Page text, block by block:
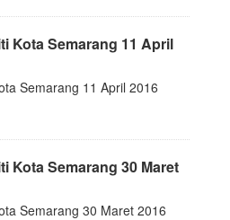
Kota Semarang 11 April
Semarang 11 April 2016
Kota Semarang 30 Maret
Semarang 30 Maret 2016